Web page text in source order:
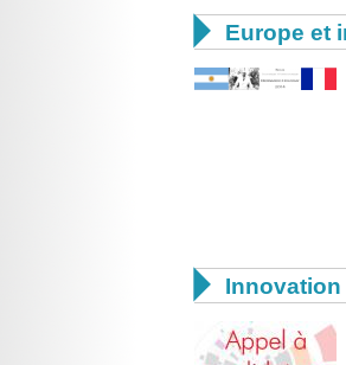
 Europe et
